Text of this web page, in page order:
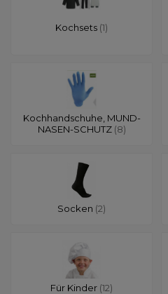
Kochsets (1)
Kochhandschuhe, MUND-
NASEN-SCHUTZ (8)
Socken (2)
Für Kinder (12)